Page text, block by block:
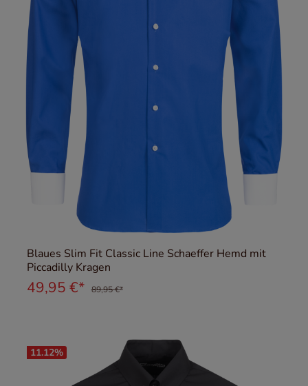
Blaues Slim Fit Classic Line Schaeffer Hemd mit
Piccadilly Kragen
49,95 €* 89,95 €*
11.12%